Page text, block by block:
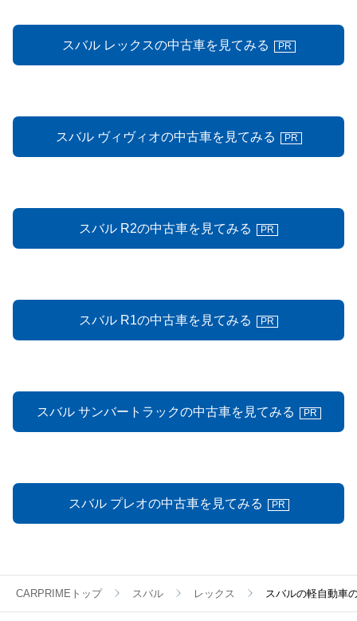
スバル レックスの中古車を見てみる PR
スバル ヴィヴィオの中古車を見てみる PR
スバル R2の中古車を見てみる PR
スバル R1の中古車を見てみる PR
スバル サンバートラックの中古車を見てみる PR
スバル プレオの中古車を見てみる PR
CARPRIMEトップ スバル レックス スバルの軽自動車